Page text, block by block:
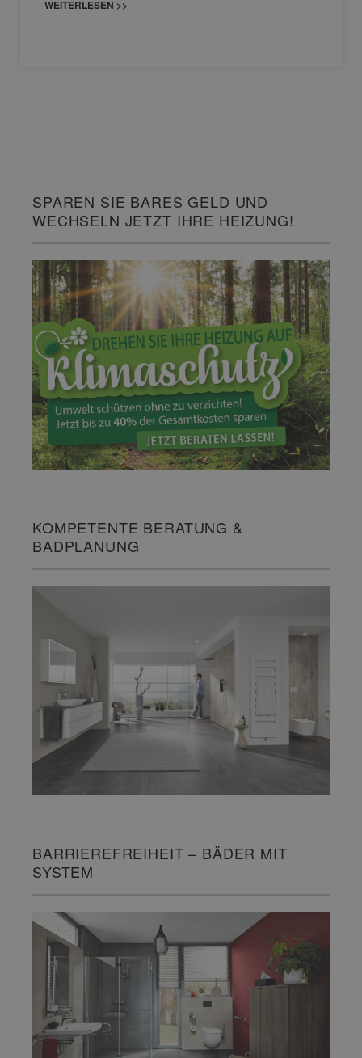
WEITERLESEN >>
SPAREN SIE BARES GELD UND
WECHSELN JETZT IHRE HEIZUNG!
KOMPETENTE BERATUNG &
BADPLANUNG
BARRIEREFREIHEIT – BÄDER MIT
SYSTEM